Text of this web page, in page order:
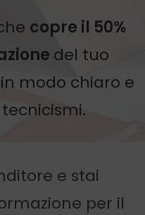
copre il 50%
del tuo
modo chiaro e
e stai
per il